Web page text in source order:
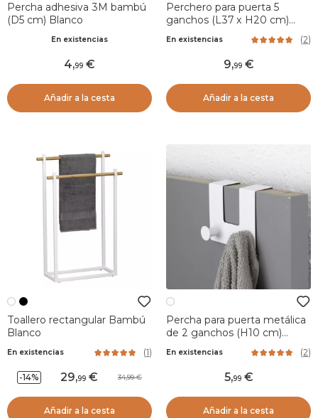
Percha adhesiva 3M bambú
(D5 cm) Blanco
En existencias
4,99
Añadir a la cesta
Perchero para puerta 5
ganchos (L37 x H20 cm)
En existencias (2)
9,99
Añadir a la cesta
Toallero rectangular Bambú
Blanco
En existencias (1)
-14% 29,99 34,99
Añadir a la cesta
Percha para puerta metálica
de 2 ganchos (H10 cm)
En existencias (2)
5,99
Añadir a la cesta